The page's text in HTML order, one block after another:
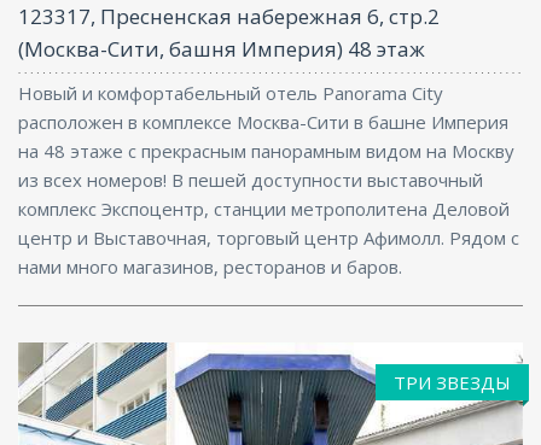
123317, Пресненская набережная 6, стр.2
(Москва-Сити, башня Империя) 48 этаж
Новый и комфортабельный отель Panorama City
расположен в комплексе Москва-Сити в башне Империя
на 48 этаже с прекрасным панорамным видом на Москву
из всех номеров! В пешей доступности выставочный
комплекс Экспоцентр, станции метрополитена Деловой
центр и Выставочная, торговый центр Афимолл. Рядом с
нами много магазинов, ресторанов и баров.
ТРИ ЗВЕЗДЫ